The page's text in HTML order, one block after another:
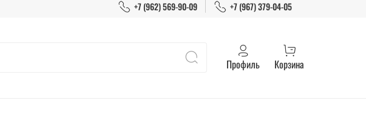
+7 (962) 569-90-09 +7 (967) 379-04-05
Профиль Корзина